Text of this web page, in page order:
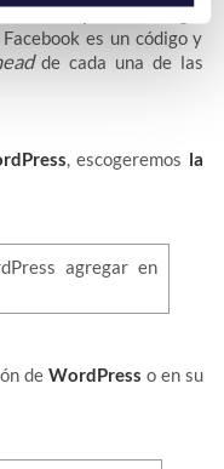
decir,copiar el código
es un código y
de cada una de las
, escogeremos la
de WordPress o en su